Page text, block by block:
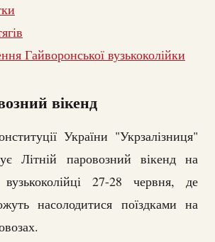
Гайворонської вузькоколійки
вікенд
України "Укрзалізниця"
Літній паровозний вікенд на
вузькоколійці 27-28 червня, де
насолодитися поїздками на